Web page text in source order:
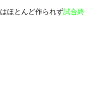
はほとんど作られず試合終